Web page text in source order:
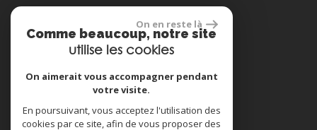
réalisé par
On en reste là
Comme beaucoup, notre site
utilise les cookies
On aimerait vous accompagner pendant
votre visite.
En poursuivant, vous acceptez l'utilisation des
cookies par ce site, afin de vous proposer des